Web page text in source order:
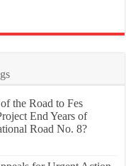
the Road to Fes
End Years of
Road No. 8?